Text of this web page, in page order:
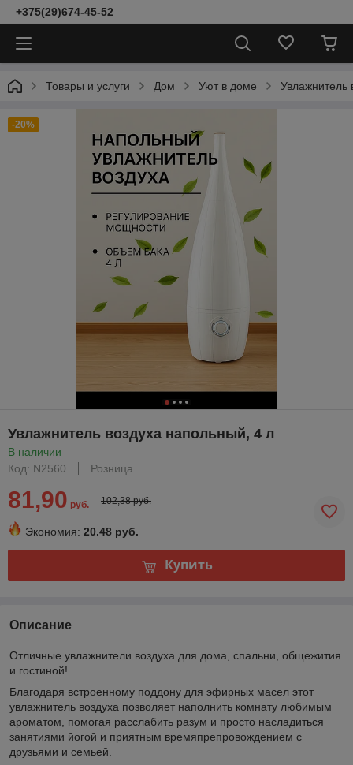
+375(29)674-45-52
Товары и услуги Дом Уют в доме Увлажнитель
-20%
Увлажнитель воздуха напольный, 4 л
В наличии
Код: N2560
Розница
81,90 руб. 102,38 руб.
Экономия: 20.48 руб.
Купить
Описание
Отличные увлажнители воздуха для дома, спальни, общежития
и гостиной!
Благодаря встроенному поддону для эфирных масел этот
увлажнитель воздуха позволяет наполнить комнату любимым
ароматом, помогая расслабить разум и просто насладиться
занятиями йогой и приятным времяпрепровождением с
друзьями и семьей.